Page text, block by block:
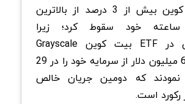
قیمت بیت کوین بیش از 3 درصد از بالاترین
سطح 24 ساعته خود سقوط کرد؛ زیرا
سرمایه‌گذاران در ETF بیت کوین Grayscale
نزدیک به 600 میلیون دلار از سرمایه خود را در 29
نمودند که دومین جریان خالص
است.